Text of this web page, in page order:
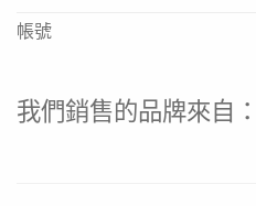
帳號
我們銷售的品牌來自：